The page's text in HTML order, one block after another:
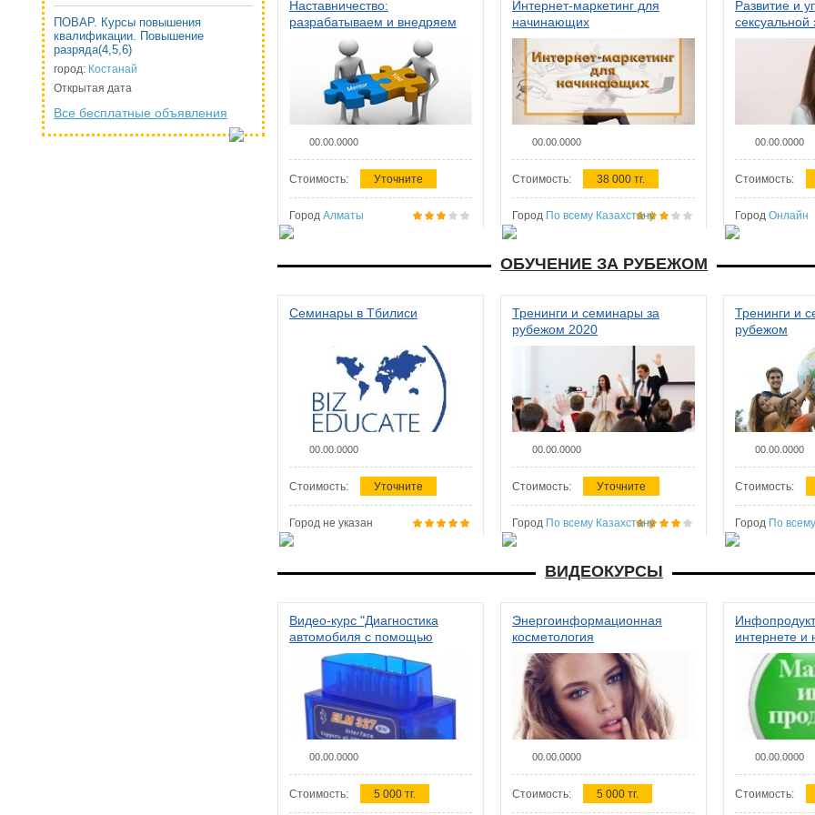
ПОВАР. Курсы повышения
квалификации. Повышение
разряда(4,5,6)
город: Костанай
Открытая дата
Все бесплатные объявления
Наставничество:
разрабатываем и внедряем
систему наставничества в
организации
00.00.0000
Стоимость: Уточните
Город Алматы
Интернет-маркетинг для
начинающих
00.00.0000
Стоимость: 38 000 тг.
Город По всему Казахстану
Развитие и
сексуальной
женщин
00.00.0000
Стоимость:
Город Онлайн
ОБУЧЕНИЕ ЗА РУБЕЖОМ
Семинары в Тбилиси
00.00.0000
Стоимость: Уточните
Город не указан
Тренинги и семинары за
рубежом 2020
00.00.0000
Стоимость: Уточните
Город По всему Казахстану
Тренинги и
рубежом
00.00.0000
Стоимость:
Город По
ВИДЕОКУРСЫ
Видео-курс "Диагностика
автомобиля с помощью
сканера ELM 327"
00.00.0000
Стоимость: 5 000 тг.
Энергоинформационная
косметология
00.00.0000
Стоимость: 5 000 тг.
интернете и
00.00.0000
Стоимость: